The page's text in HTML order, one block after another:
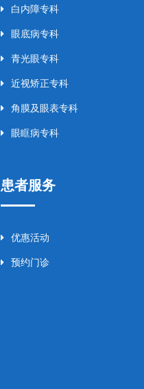
白内障专科
眼底病专科
青光眼专科
近视矫正专科
角膜及眼表专科
眼眶病专科
患者服务
优惠活动
预约门诊